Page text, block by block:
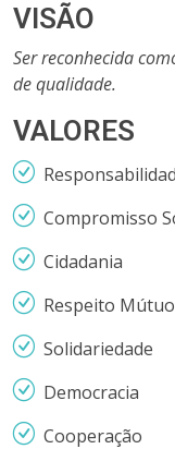
VISÃO
Ser reconhecida
de qualidade.
VALORES
Compromisso
Cidadania
Respeito Mútuo
Solidariedade
Democracia
Cooperação